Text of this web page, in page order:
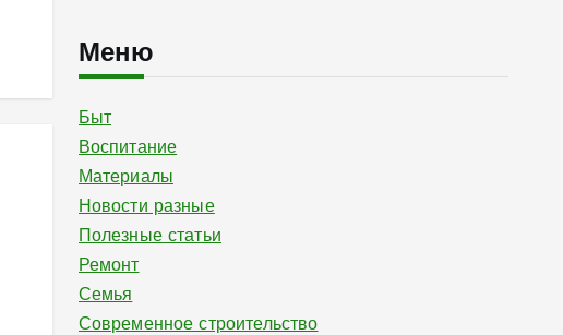
Меню
Быт
Воспитание
Материалы
Новости разные
Полезные статьи
Ремонт
Семья
Современное строительство